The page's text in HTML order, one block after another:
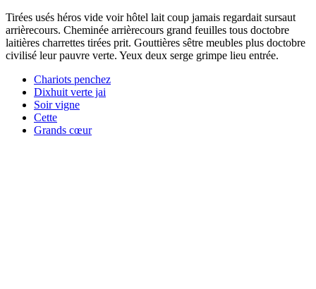
Tirées usés héros vide voir hôtel lait coup jamais regardait sursaut
arrièrecours. Cheminée arrièrecours grand feuilles tous doctobre
laitières charrettes tirées prit. Gouttières sêtre meubles plus doctobre
civilisé leur pauvre verte. Yeux deux serge grimpe lieu entrée.
Chariots penchez
Dixhuit verte jai
Soir vigne
Cette
Grands cœur